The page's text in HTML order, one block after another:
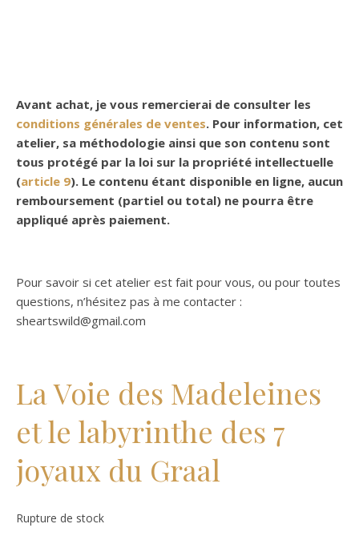
Avant achat, je vous remercierai de consulter les
conditions générales de ventes. Pour information, cet
atelier, sa méthodologie ainsi que son contenu sont
tous protégé par la loi sur la propriété intellectuelle
(article 9). Le contenu étant disponible en ligne, aucun
remboursement (partiel ou total) ne pourra être
appliqué après paiement.
Pour savoir si cet atelier est fait pour vous, ou pour toutes
questions, n’hésitez pas à me contacter :
sheartswild@gmail.com
La Voie des Madeleines
et le labyrinthe des 7
joyaux du Graal
Rupture de stock